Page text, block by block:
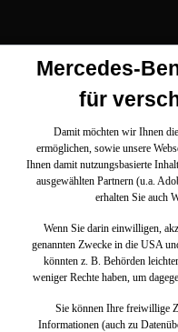
Mercedes-
für
Damit möchten wir Ihnen
ermöglichen, sowie unsere
Ihnen damit nutzungsbasierte
ausgewählten Partnern (u.a.
erhalten Sie auch
Wenn Sie darin einwilligen,
genannten Zwecke in die USA
könnten z. B. Behörden
weniger Rechte haben, um
Sie können Ihre freiwillige
Informationen (auch zu